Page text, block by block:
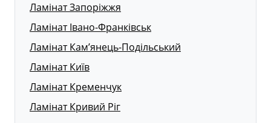
Ламінат Запоріжжя
Ламінат Івано-Франківськ
Ламінат Кам’янець-Подільський
Ламінат Київ
Ламінат Кременчук
Ламінат Кривий Ріг